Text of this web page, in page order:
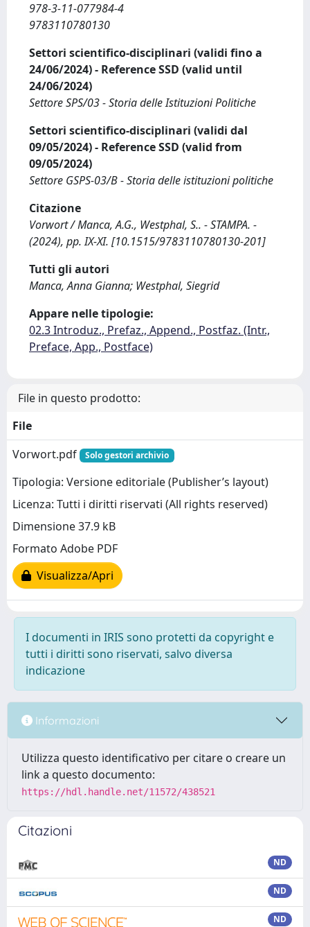
978-3-11-077984-4
9783110780130
Settori scientifico-disciplinari (validi fino a
24/06/2024) - Reference SSD (valid until
24/06/2024)
Settore SPS/03 - Storia delle Istituzioni Politiche
Settori scientifico-disciplinari (validi dal
09/05/2024) - Reference SSD (valid from
09/05/2024)
Settore GSPS-03/B - Storia delle istituzioni politiche
Citazione
Vorwort / Manca, A.G., Westphal, S.. - STAMPA. -
(2024), pp. IX-XI. [10.1515/9783110780130-201]
Tutti gli autori
Manca, Anna Gianna; Westphal, Siegrid
Appare nelle tipologie:
02.3 Introduz., Prefaz., Append., Postfaz. (Intr.,
Preface, App., Postface)
File in questo prodotto:
File
Vorwort.pdf
Solo gestori archivio
Tipologia: Versione editoriale (Publisher’s layout)
Licenza: Tutti i diritti riservati (All rights reserved)
Dimensione 37.9 kB
Formato Adobe PDF
Visualizza/Apri
I documenti in IRIS sono protetti da copyright e
tutti i diritti sono riservati, salvo diversa
indicazione
Informazioni
Utilizza questo identificativo per citare o creare un
link a questo documento:
https://hdl.handle.net/11572/438521
Citazioni
ND
ND
ND